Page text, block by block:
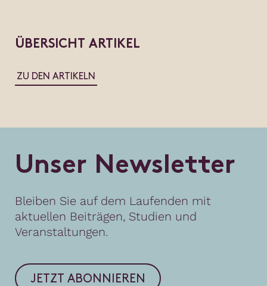
ÜBERSICHT ARTIKEL
ZU DEN ARTIKELN
Unser Newsletter
Bleiben Sie auf dem Laufenden mit
aktuellen Beiträgen, Studien und
Veranstaltungen.
JETZT ABONNIEREN